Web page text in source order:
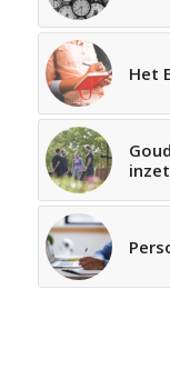
Het